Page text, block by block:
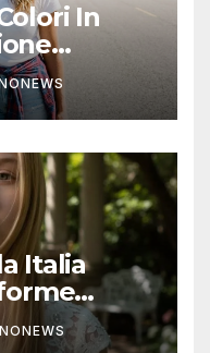
In
e libertà
Italia
lei mi